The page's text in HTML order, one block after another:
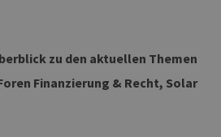
zu den aktuellen Themen
Finanzierung & Recht, Solar